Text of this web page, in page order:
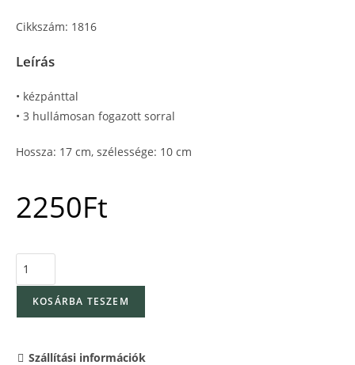
Cikkszám: 1816
Leírás
• kézpánttal
• 3 hullámosan fogazott sorral
Hossza: 17 cm, szélessége: 10 cm
2250Ft
KOSÁRBA TESZEM
Szállítási információk